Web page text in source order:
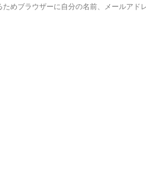
めブラウザーに自分の名前、メールアド